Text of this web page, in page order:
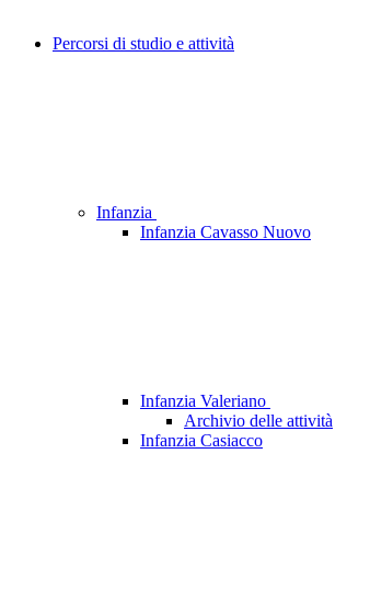
Percorsi di studio e attività
Infanzia
Infanzia Cavasso Nuovo
Infanzia Valeriano
Archivio delle attività
Infanzia Casiacco